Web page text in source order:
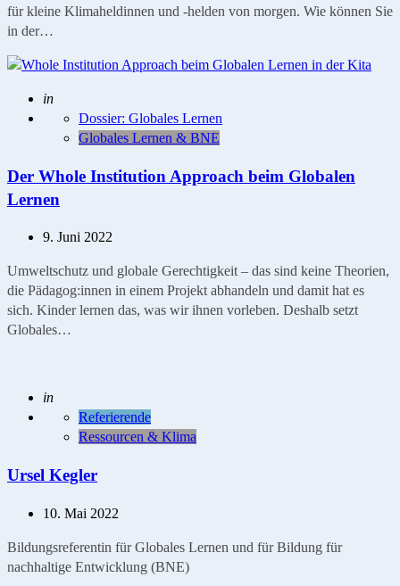
für kleine Klimaheldinnen und -helden von morgen. Wie können Sie
in der…
Geschrieben
in
Dossier: Globales Lernen
Globales Lernen & BNE
Der Whole Institution Approach beim Globalen
Lernen
9. Juni 2022
Umweltschutz und globale Gerechtigkeit – das sind keine Theorien,
die Pädagog:innen in einem Projekt abhandeln und damit hat es
sich. Kinder lernen das, was wir ihnen vorleben. Deshalb setzt
Globales…
Geschrieben
in
Referierende
Ressourcen & Klima
Ursel Kegler
10. Mai 2022
Bildungsreferentin für Globales Lernen und für Bildung für
nachhaltige Entwicklung (BNE)